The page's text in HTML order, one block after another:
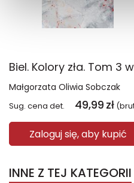
Małgorzata Oliwia Sobczak
Sug. cena det. 49,99 zł
Zaloguj się, aby kupić
INNE Z TEJ KATEGORII